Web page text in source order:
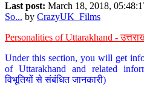
Last post: March 18, 2018,
So... by CrazyUK_Films
Personalities of Uttarakhand -
Under this section, you will get
of Uttarakhand and related
विभूतियों से संबंधित जानकारी)